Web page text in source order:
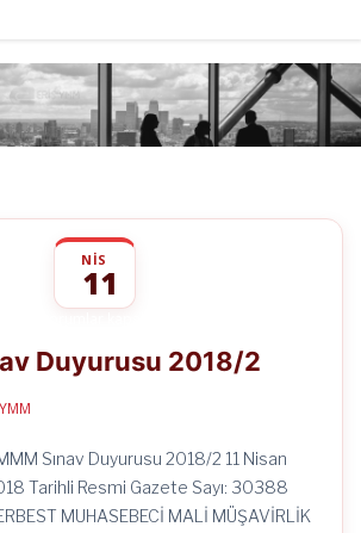
NIS
11
Duyurusu
2018/2
Duyurusu 2018/2
Sınav Duyurusu 2018/2 11 Nisan
Tarihli Resmi Gazete Sayı: 30388
MUHASEBECİ MALİ MÜŞAVİRLİK